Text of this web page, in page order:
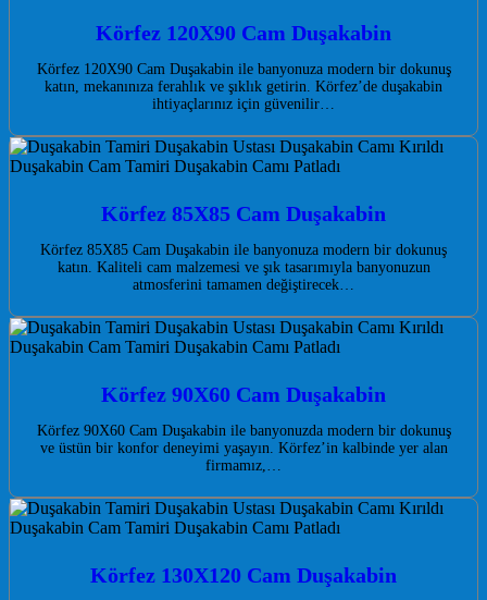
Körfez 120X90 Cam Duşakabin
Körfez 120X90 Cam Duşakabin ile banyonuza modern bir dokunuş
katın, mekanınıza ferahlık ve şıklık getirin. Körfez’de duşakabin
ihtiyaçlarınız için güvenilir…
Körfez 85X85 Cam Duşakabin
Körfez 85X85 Cam Duşakabin ile banyonuza modern bir dokunuş
katın. Kaliteli cam malzemesi ve şık tasarımıyla banyonuzun
atmosferini tamamen değiştirecek…
Körfez 90X60 Cam Duşakabin
Körfez 90X60 Cam Duşakabin ile banyonuzda modern bir dokunuş
ve üstün bir konfor deneyimi yaşayın. Körfez’in kalbinde yer alan
firmamız,…
Körfez 130X120 Cam Duşakabin